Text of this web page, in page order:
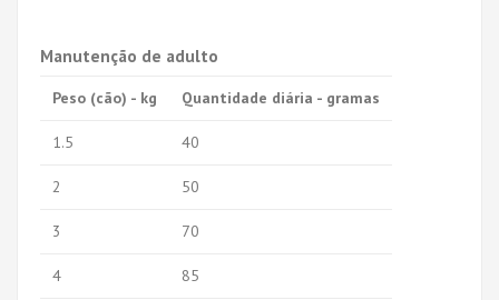
Manutenção de adulto
Peso (cão) - kg Quantidade diária - gramas
1.5 40
2 50
3 70
4 85